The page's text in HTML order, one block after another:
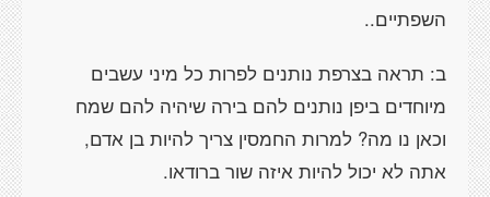
השפתיים..
ב: תראה בצרפת נותנים לפרות כל מיני עשבים
מיוחדים ביפן נותנים להם בירה שיהיה להם שמח
וכאן נו מה? למרות החמסין צריך להיות בן אדם,
אתה לא יכול להיות איזה שור ברודאו.